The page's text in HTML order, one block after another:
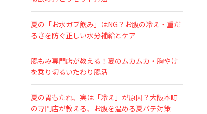
夏の「お水ガブ飲み」はNG？お腹の冷え・重だ
るさを防ぐ正しい水分補給とケア
腸もみ専門店が教える！夏のムカムカ・胸やけ
を乗り切るいたわり腸活
夏の胃もたれ、実は「冷え」が原因？大阪本町
の専門店が教える、お腹を温める夏バテ対策